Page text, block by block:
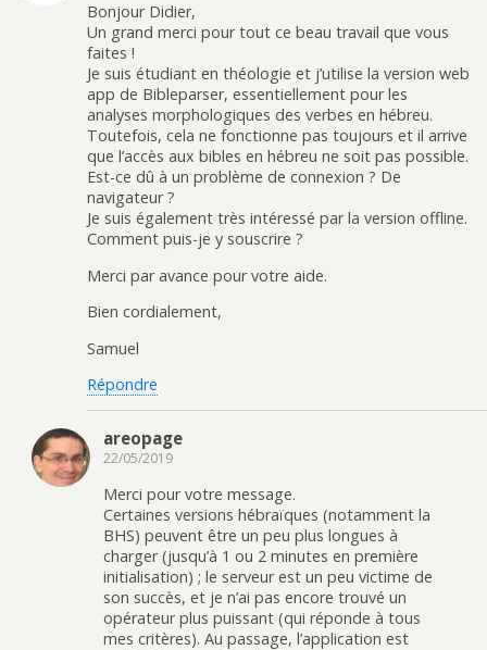
Bonjour Didier,
Un grand merci pour tout ce beau travail que vous
faites !
Je suis étudiant en théologie et j’utilise la version web
app de Bibleparser, essentiellement pour les
analyses morphologiques des verbes en hébreu.
Toutefois, cela ne fonctionne pas toujours et il arrive
que l’accès aux bibles en hébreu ne soit pas possible.
Est-ce dû à un problème de connexion ? De
navigateur ?
Je suis également très intéressé par la version offline.
Comment puis-je y souscrire ?
Merci par avance pour votre aide.
Bien cordialement,
Samuel
Répondre
areopage
22/05/2019
Merci pour votre message.
Certaines versions hébraïques (notamment la
BHS) peuvent être un peu plus longues à
charger (jusqu’à 1 ou 2 minutes en première
initialisation) ; le serveur est un peu victime de
son succès, et je n’ai pas encore trouvé un
opérateur plus puissant (qui réponde à tous
mes critères). Au passage, l’application est